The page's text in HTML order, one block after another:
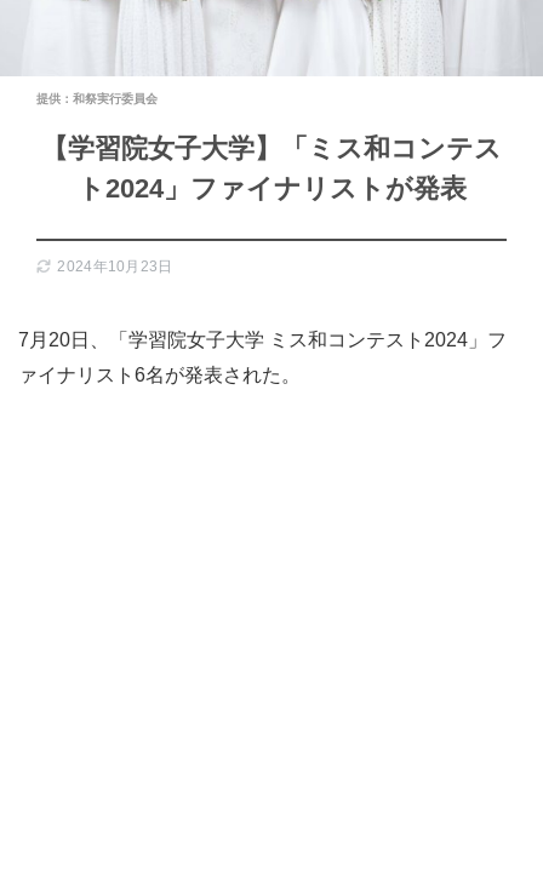
提供：和祭実行委員会
【学習院女子大学】「ミス和コンテス
ト2024」ファイナリストが発表
2024年10月23日
7月20日、「学習院女子大学 ミス和コンテスト2024」フ
ァイナリスト6名が発表された。